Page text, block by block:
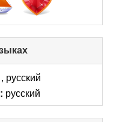
to
collapse
русский
русский